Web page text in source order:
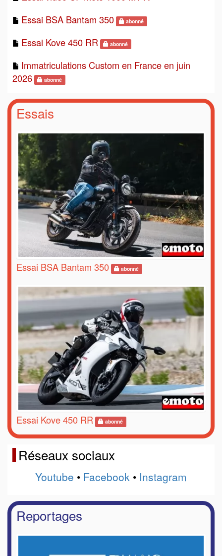
Essai BSA Bantam 350
abonné
Essai Kove 450 RR abonné
Immatriculations Custom en France en juin
2026
abonné
Essais
Essai BSA Bantam 350 abonné
Essai Kove 450 RR abonné
Réseaux sociaux
Youtube • Facebook • Instagram
Reportages